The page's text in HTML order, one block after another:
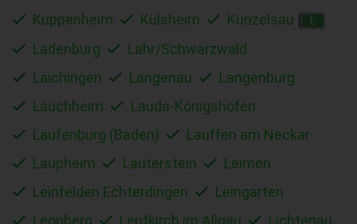
Kuppenheim
Külsheim Künzelsau
Ladenburg
Lahr/Schwarzwald
Laichingen
Langenau
Langenburg
Lauchheim
Lauda-Königshofen
Laufenburg (Baden)
Lauffen am Neckar
Laupheim
Lauterstein
Leimen
Leinfelden Echterdingen
Leingarten
Leonberg
Leutkirch im Allgäu Lichtenau